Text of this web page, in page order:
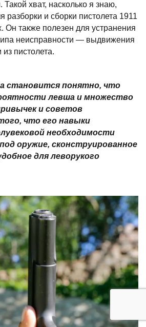
хват, насколько я знаю,
разборки и сборки пистолета 1911
Он также полезен для устранения
неисправности — выдвижения
пистолета.
становится понятно, что
левша и множество
и советов
что его навыки
необходимости
оружие, сконструированное
для леворукого